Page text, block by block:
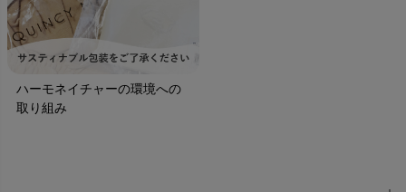
ハーモネイチャーの環境への
取り組み